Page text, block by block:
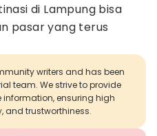
di Lampung bisa
pasar yang terus
writers and has been
team. We strive to provide
ensuring high
and trustworthiness.